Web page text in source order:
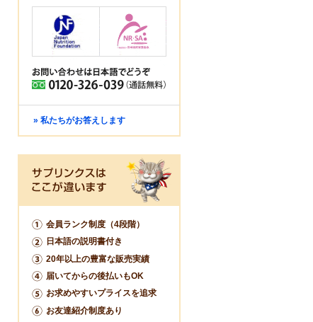
» 私たちがお答えします
会員ランク制度（4段階）
日本語の説明書付き
20年以上の豊富な販売実績
届いてからの後払いもOK
お求めやすいプライスを追求
お友達紹介制度あり